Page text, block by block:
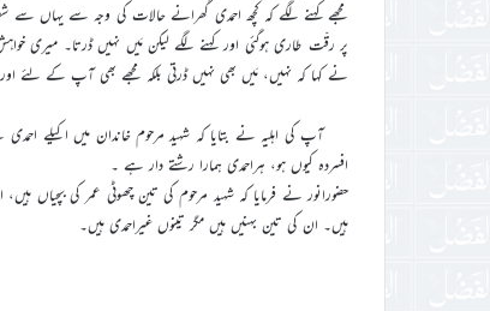
مجھے کہنے لگے کہ کچھ احمدی گھرانے حالات کی وجہ سے
پر رقّت طاری ہوگئی اور کہنے لگے لیکن مَیں نہیں ڈرتا۔ میری
نے کہا کہ نہیں، مَیں بھی نہیں ڈرتی بلکہ مجھے بھی آپ کے لئے
آپ کی اہلیہ نے بتایا کہ شہید مرحوم خاندان میں اکیلے
افسردہ کیوں ہو، ہراحمدی ہمارا رشتے دار ہے ۔
حضورانور نے فرمایا کہ شہید مرحوم کی تین چھوٹی عمر کی
ہیں۔ ان کی تین بہنیں ہیں مگر تینوں غیراحمدی ہیں۔